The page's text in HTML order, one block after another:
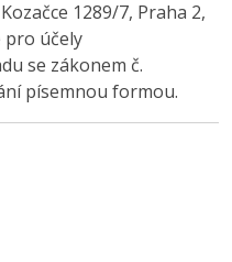
1289/7, Praha 2,
pro účely
se zákonem č.
písemnou formou.